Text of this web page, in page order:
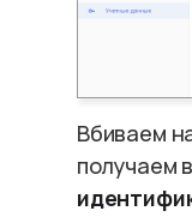
Вбиваем
получаем